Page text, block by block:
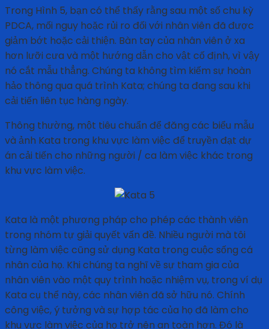
Trong Hình 5, bạn có thể thấy rằng sau một số chu kỳ
PDCA, mối nguy hoặc rủi ro đối với nhân viên đã được
giảm bớt hoặc cải thiện. Bàn tay của nhân viên ở xa
hơn lưỡi cưa và một hướng dẫn cho vật cố định, vì vậy
nó cắt mẫu thẳng. Chúng ta không tìm kiếm sự hoàn
hảo thông qua quá trình Kata; chúng ta đang sau khi
cải tiến liên tục hàng ngày.
Thông thường, một tiêu chuẩn để đăng các biểu mẫu
và ảnh Kata trong khu vực làm việc để truyền đạt dự
án cải tiến cho những người / ca làm việc khác trong
khu vực làm việc.
Kata là một phương pháp cho phép các thành viên
trong nhóm tự giải quyết vấn đề. Nhiều người mà tôi
từng làm việc cũng sử dụng Kata trong cuộc sống cá
nhân của họ. Khi chúng ta nghĩ về sự tham gia của
nhân viên vào một quy trình hoặc nhiệm vụ, trong ví dụ
Kata cụ thể này, các nhân viên đã sở hữu nó. Chính
công việc, ý tưởng và sự hợp tác của họ đã làm cho
khu vực làm việc của họ trở nên an toàn hơn. Đó là